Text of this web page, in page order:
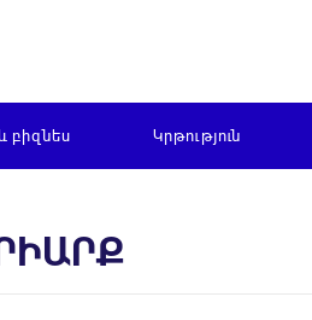
բիզնես Կրթություն